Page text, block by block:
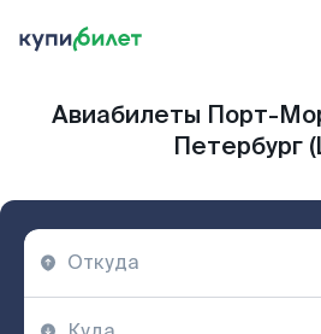
Авиабилеты Порт-
Петербург